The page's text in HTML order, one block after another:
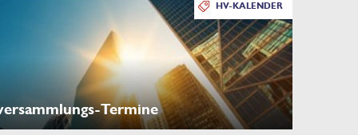
HV-KALENDER
Termine